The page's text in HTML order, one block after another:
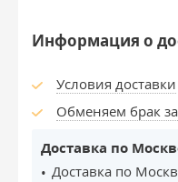
Информация о
Условия доставки
Обменяем брак
Доставка по
Доставка по